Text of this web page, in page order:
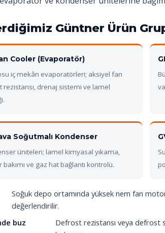
Güntner Ürün
Cooler (Evaporatör)
iç mekân evaporatörleri; aksiyel fan
rezistansı, drenaj sistemi ve lamel
Soğutmalı Kondenser
üniteleri; lamel kimyasal yıkama,
ve gaz hat bağlantı kontrolü.
Soğuk depo ortamında yüksek nem fan
değerlendirilir.
buz
Defrost rezistansı veya defrost